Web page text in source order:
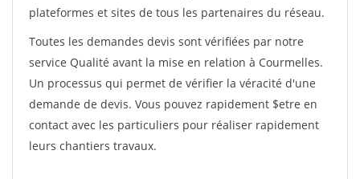
plateformes et sites de tous les partenaires du réseau.
Toutes les demandes devis sont vérifiées par notre
service Qualité avant la mise en relation à Courmelles.
Un processus qui permet de vérifier la véracité d'une
demande de devis. Vous pouvez rapidement $etre en
contact avec les particuliers pour réaliser rapidement
leurs chantiers travaux.